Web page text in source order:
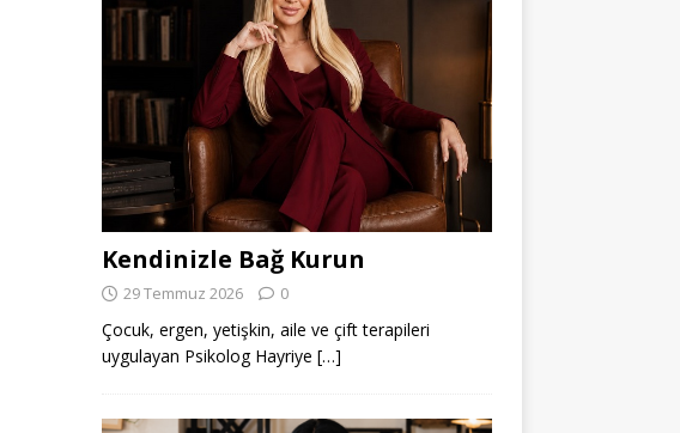
Kendinizle Bağ Kurun
29 Temmuz 2026 0
Çocuk, ergen, yetişkin, aile ve çift terapileri
uygulayan Psikolog Hayriye […]